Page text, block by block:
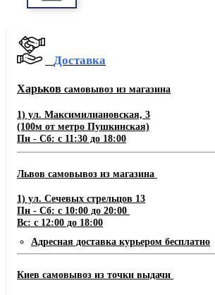
Доставка
Харьков самовывоз из магазина
1) ул. Максимилиановская, 3
(100м от метро Пушкинская)
Пн - Сб: с 11:30 до 18:00
Львов самовывоз из магазина
1) ул. Сечевых стрельцов 13
Пн - Сб: с 10:00 до 20:00
Вс: с 12:00 до 18:00
Адресная доставка курьером бесплатно
Киев самовывоз из точки выдачи